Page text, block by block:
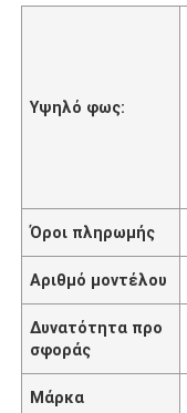
Υψηλό φως:
Όροι πληρωμής
Αριθμό μοντέλου
Δυνατότητα προ
σφοράς
Μάρκα